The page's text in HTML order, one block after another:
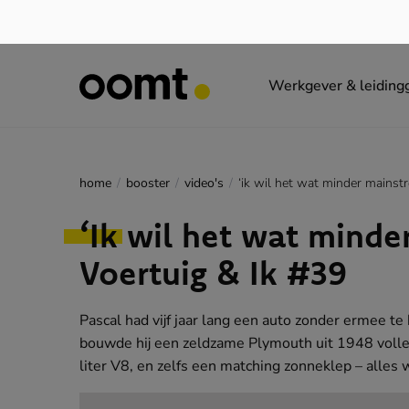
Werkgever &
home booster video's
‘Ik wil het wat
Voertuig & Ik #39
Pascal had vijf jaar lang een auto zonder ermee
bouwde hij een zeldzame Plymouth uit 1948
liter V8, en zelfs een matching zonneklep – alles